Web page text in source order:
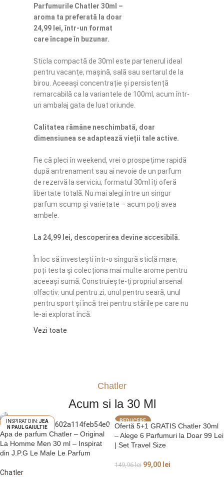
Parfumurile Chatler 30ml –
aroma ta preferată la doar
24,99 lei, într-un format
care încape în buzunar.
Sticla compactă de 30ml este partenerul ideal
pentru vacanțe, mașină, sală sau sertarul de la
birou. Aceeași concentrație și persistență
remarcabilă ca la variantele de 100ml, acum într-
un ambalaj gata de luat oriunde.
Calitatea rămâne neschimbată, doar
dimensiunea se adaptează vieții tale active.
Fie că pleci în weekend, vrei o prospețime rapidă
după antrenament sau ai nevoie de un parfum
de rezervă la serviciu, formatul 30ml îți oferă
libertate totală. Nu mai alegi între un singur
parfum scump și varietate – acum poți avea
ambele.
La 24,99 lei, descoperirea devine accesibilă.
În loc să investești într-o singură sticlă mare,
poți testa și colecționa mai multe arome pentru
aceeași sumă. Construiește-ți propriul arsenal
olfactiv: unul pentru zi, unul pentru seară, unul
pentru sport și încă trei pentru stările pe care nu
le-ai explorat încă.
Vezi toate
Chatler
Acum si la 30 Ml
JEA
N PAUL GAIULTIE
R LE MALE
Apa de parfum Chatler – Original
La Homme Men 30 ml – Inspirat
din J.P.G Le Male Le Parfum
Chatler
REDUCERE
Ofertă 5+1 GRATIS Chatler 30ml
– Alege 6 Parfumuri la Doar 99 Lei
| Set Travel Size
149,96lei 99,00 lei